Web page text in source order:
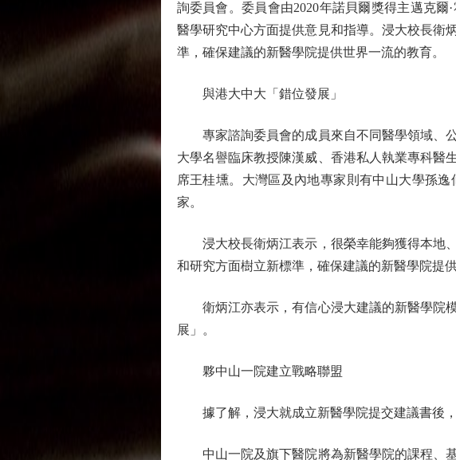
詢委員會。委員會由2020年諾貝爾獎得主邁克
醫學研究中心方面提供意見和指導。浸大校長衛
準，確保建議的新醫學院提供世界一流的教育。
與港大中大「錯位發展」
專家諮詢委員會的成員來自不同醫學領域、公
大學名譽臨床教授陳漢威、香港私人執業專科醫
席王桂壎。大灣區及內地專家則有中山大學孫
家。
浸大校長衛炳江表示，很榮幸能夠獲得本地、
和研究方面樹立新標準，確保建議的新醫學院提
衛炳江亦表示，有信心浸大建議的新醫學院模
展」。
夥中山一院建立戰略聯盟
據了解，浸大就成立新醫學院提交建議書後，
中山一院及旗下醫院將為新醫學院的課程、基